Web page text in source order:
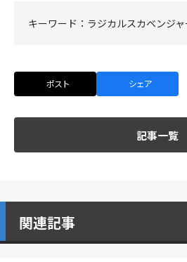
キーワード： ラジカルスカベンジャ
ポスト シェア
記事一覧
関連記事